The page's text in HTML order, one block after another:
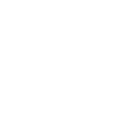
দিলেন সাচিং প্রু জেরী